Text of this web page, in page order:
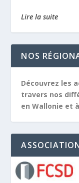
Lire la suite
NOS
Découvrez les
travers nos
en Wallonie et